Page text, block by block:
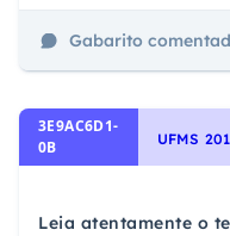
Gabarito
3E9AC6D1-
0B
Leia atentamente o